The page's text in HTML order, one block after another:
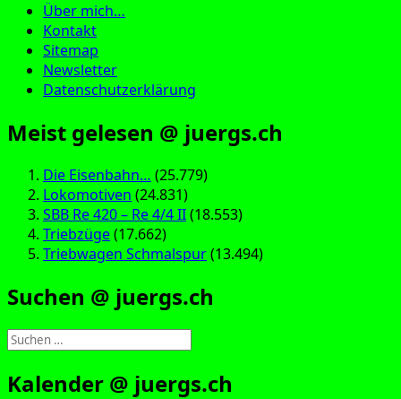
Über mich…
Kontakt
Sitemap
Newsletter
Datenschutzerklärung
Meist gelesen @ juergs.ch
Die Eisenbahn… (25.779)
Lokomotiven (24.831)
SBB Re 420 – Re 4/4 II(18.553)
Triebzüge(17.662)
Triebwagen Schmalspur(13.494)
Suchen @ juergs.ch
Suchen
nach:
Kalender @ juergs.ch